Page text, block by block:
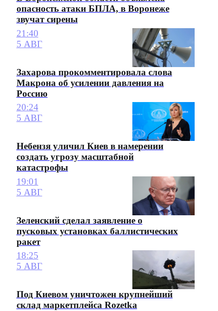
опасность атаки БПЛА, в Воронеже
звучат сирены
21:40
5 АВГ
Захарова прокомментировала слова
Макрона об усилении давления на
Россию
20:24
5 АВГ
Небензя уличил Киев в намерении
создать угрозу масштабной
катастрофы
19:01
5 АВГ
Зеленский сделал заявление о
пусковых установках баллистических
ракет
18:25
5 АВГ
Под Киевом уничтожен крупнейший
склад маркетплейса Rozetka